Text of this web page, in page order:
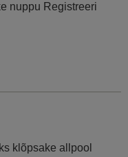
nuppu Registreeri
klõpsake allpool